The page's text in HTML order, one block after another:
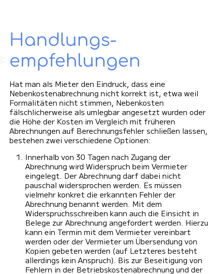
Handlungs­
empfehlungen
Hat man als Mieter den Eindruck, dass eine
Nebenkostenabrechnung nicht korrekt ist, etwa weil
Formalitäten nicht stimmen, Nebenkosten
fälschlicherweise als umlegbar angesetzt wurden oder
die Höhe der Kosten im Vergleich mit früheren
Abrechnungen auf Berechnungsfehler schließen lassen,
bestehen zwei verschiedene Optionen:
Innerhalb von 30 Tagen nach Zugang der
Abrechnung wird Widerspruch beim Vermieter
eingelegt. Der Abrechnung darf dabei nicht
pauschal widersprochen werden. Es müssen
vielmehr konkret die erkannten Fehler der
Abrechnung benannt werden. Mit dem
Widerspruchsschreiben kann auch die Einsicht in
Belege zur Abrechnung angefordert werden. Hierzu
kann ein Termin mit dem Vermieter vereinbart
werden oder der Vermieter um Übersendung von
Kopien gebeten werden (auf Letzteres besteht
allerdings kein Anspruch). Bis zur Beseitigung von
Fehlern in der Betriebskostenabrechnung und der